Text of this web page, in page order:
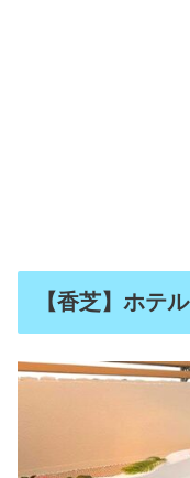
【香芝】ホテ